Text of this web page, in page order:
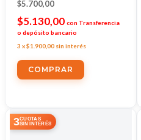
$5.700,00
$5.130,00 con Transferencia
o depósito bancario
3 x$1.900,00 sin interés
3CUOTAS
SIN INTERÉS